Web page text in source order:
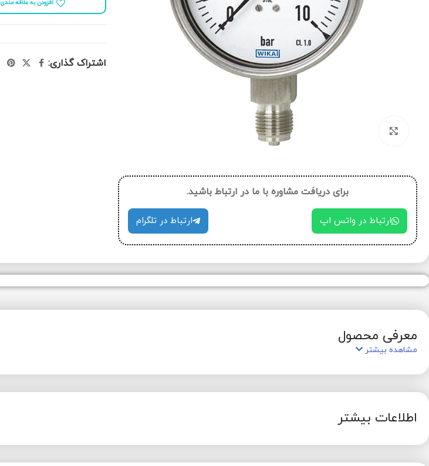
برای دریافت مشاوره با ما در ارتباط باشید.
ارتباط در واتس اپ ارتباط در تلگرام
افزودن به علاقه مندی
اشتراک گذاری:
معرفی محصول
مشاهده بیشتر
اطلاعات بیشتر